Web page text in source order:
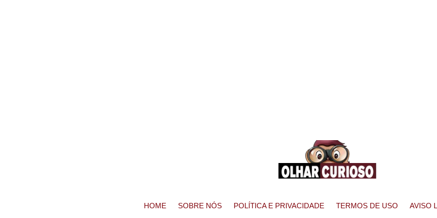
HOME SOBRE NÓS POLÍTICA E PRIVACIDADE TERMOS DE USO AVISO